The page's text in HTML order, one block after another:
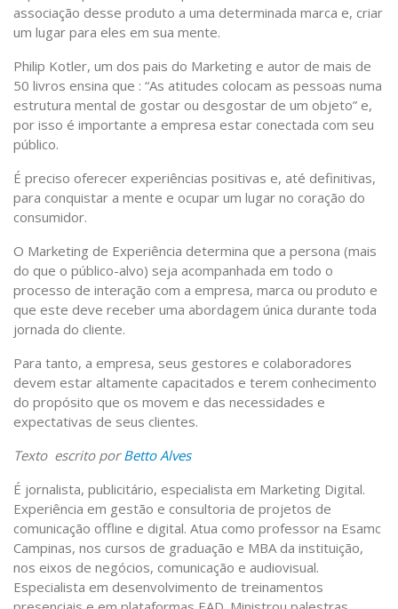
associação desse produto a uma determinada marca e, criar
um lugar para eles em sua mente.
Philip Kotler, um dos pais do Marketing e autor de mais de
50 livros ensina que : “As atitudes colocam as pessoas numa
estrutura mental de gostar ou desgostar de um objeto” e,
por isso é importante a empresa estar conectada com seu
público.
É preciso oferecer experiências positivas e, até definitivas,
para conquistar a mente e ocupar um lugar no coração do
consumidor.
O Marketing de Experiência determina que a persona (mais
do que o público-alvo) seja acompanhada em todo o
processo de interação com a empresa, marca ou produto e
que este deve receber uma abordagem única durante toda
jornada do cliente.
Para tanto, a empresa, seus gestores e colaboradores
devem estar altamente capacitados e terem conhecimento
do propósito que os movem e das necessidades e
expectativas de seus clientes.
Texto escrito porBetto Alves
É jornalista, publicitário, especialista em Marketing Digital.
Experiência em gestão e consultoria de projetos de
comunicação offline e digital. Atua como professor na Esamc
Campinas, nos cursos de graduação e MBA da instituição,
nos eixos de negócios, comunicação e audiovisual.
Especialista em desenvolvimento de treinamentos